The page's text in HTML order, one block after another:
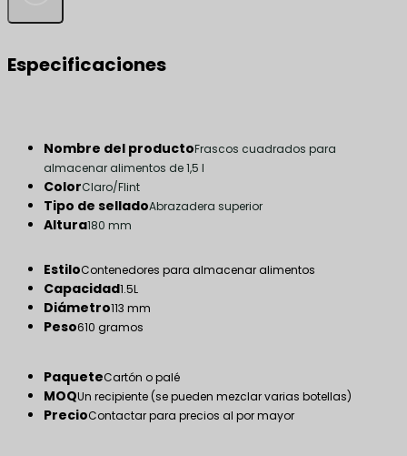
Especificaciones
Nombre del productoFrascos cuadrados para
almacenar alimentos de 1,5 l
ColorClaro/Flint
Tipo de selladoAbrazadera superior
Altura180 mm
EstiloContenedores para almacenar alimentos
Capacidad1.5L
Diámetro113 mm
Peso610 gramos
PaqueteCartón o palé
MOQUn recipiente (se pueden mezclar varias botellas)
PrecioContactar para precios al por mayor